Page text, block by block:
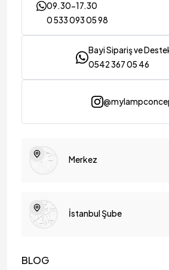
09.30-17.30
0 533 093 05 98
Bayi Sipariş ve
0542 367 05 46
Merkez
İstanbul Şube
BLOG